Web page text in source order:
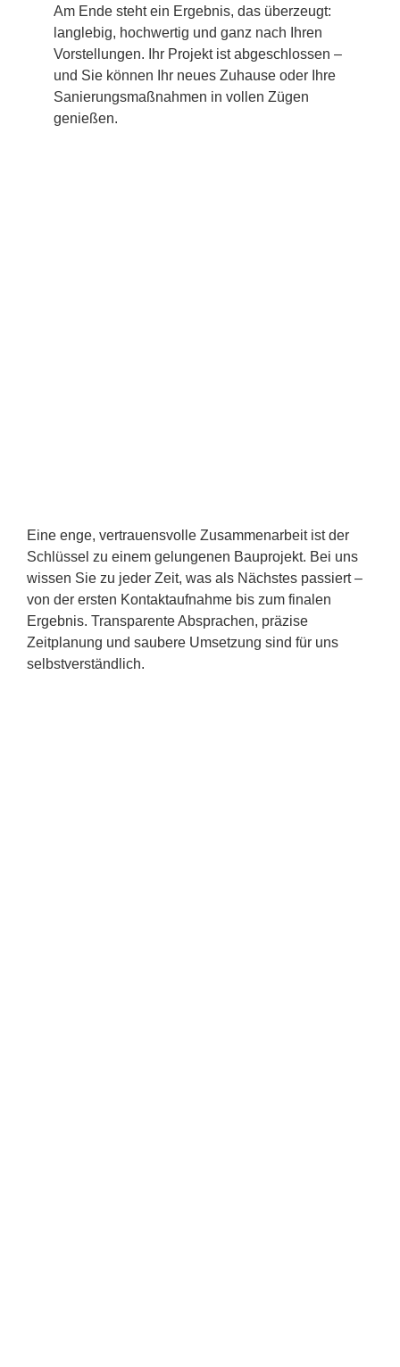
Am Ende steht ein Ergebnis, das überzeugt:
langlebig, hochwertig und ganz nach Ihren
Vorstellungen. Ihr Projekt ist abgeschlossen –
und Sie können Ihr neues Zuhause oder Ihre
Sanierungsmaßnahmen in vollen Zügen
genießen.
Eine enge, vertrauensvolle Zusammenarbeit ist der
Schlüssel zu einem gelungenen Bauprojekt. Bei uns
wissen Sie zu jeder Zeit, was als Nächstes passiert –
von der ersten Kontaktaufnahme bis zum finalen
Ergebnis. Transparente Absprachen, präzise
Zeitplanung und saubere Umsetzung sind für uns
selbstverständlich.